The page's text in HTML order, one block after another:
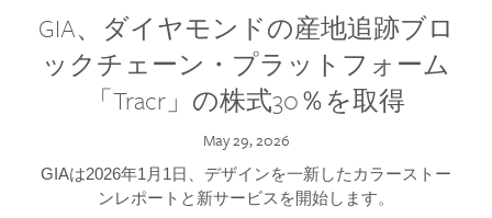
GIA、ダイヤモンドの産地追跡ブロ
ックチェーン・プラットフォーム
「Tracr」の株式30％を取得
May 29, 2026
GIAは2026年1月1日、デザインを一新したカラーストー
ンレポートと新サービスを開始します。